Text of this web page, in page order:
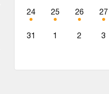
24 25 26 27
31 1 2 3